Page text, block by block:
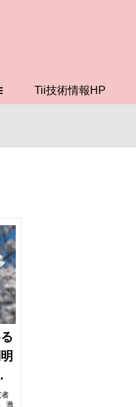
Tii技術情報HP
激